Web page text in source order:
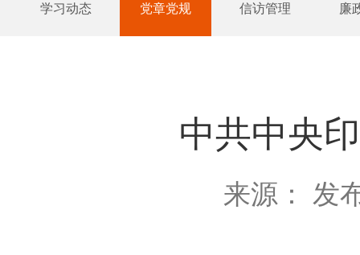
学习动态 党章党规 信访管理 廉
中共中央
来源： 发